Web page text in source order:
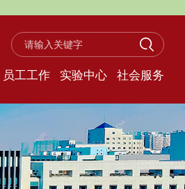
员工工作 实验中心 社会服务